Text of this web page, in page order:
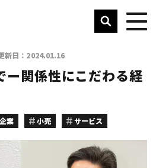
新日： 2024.01.16
ー関係性にこだわる経
業 小売 サービス